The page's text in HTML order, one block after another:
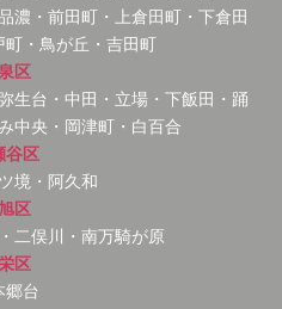
濃・前田町・上倉田町・下倉田
・鳥が丘・吉田町
泉区
生台・中田・立場・下飯田・踊
中央・岡津町・白百合
谷区
境・阿久和
旭区
二俣川・南万騎が原
区
郷台